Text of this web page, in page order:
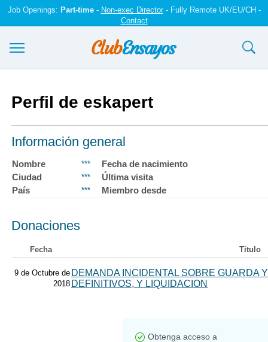
Job Openings: Part-time- Non-exec Director- Fully Remote UK/EU/CH -
Contact
Registrarse
Iniciar sesión
Contáctenos
Perfil de eskapert
Información general
Nombre ***
Fecha de nacimiento
Ciudad
***
Última visita
País
*** Miembro desde
Donaciones
Fecha Titulo
9 de Octubre de
2018
DEMANDA INCIDENTAL SOBRE GUARDA
DEFINITIVOS, Y LIQUIDACION
Obtenga acceso a